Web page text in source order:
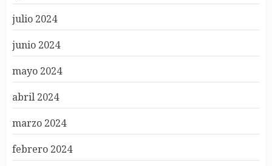
julio 2024
junio 2024
mayo 2024
abril 2024
marzo 2024
febrero 2024